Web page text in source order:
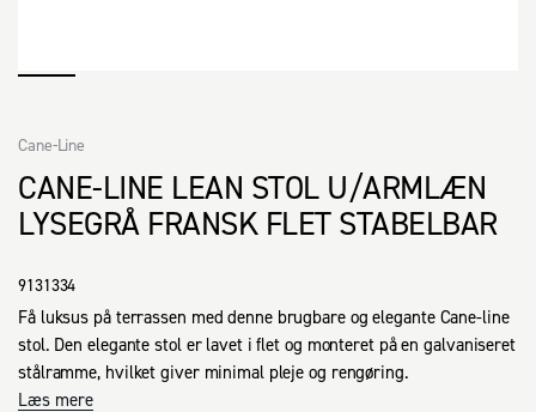
CANE-LINE LEAN STOL U/ARMLÆN
LYSEGRÅ FRANSK FLET STABELBAR
Cane-Line
9131334
Få luksus på terrassen med denne brugbare og elegante Cane-line
stol. Den elegante stol er lavet i flet og monteret på en galvaniseret
stålramme, hvilket giver minimal pleje og rengøring.
Læs mere